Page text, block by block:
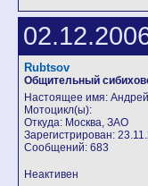
Rubtsov
Общительный
Настоящее имя: Андрей
Мотоцикл(ы):
Откуда: Москва, ЗАО
Зарегистрирован:
Сообщений: 683
Неактивен